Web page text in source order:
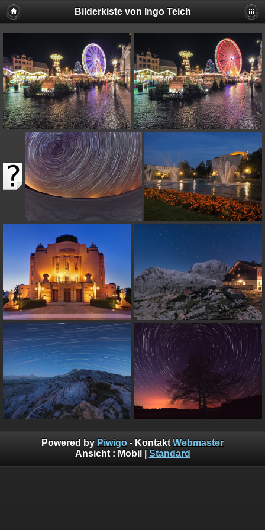
Bilderkiste von Ingo Teich
Powered by Piwigo - Kontakt Webmaster
Ansicht : Mobil Standard